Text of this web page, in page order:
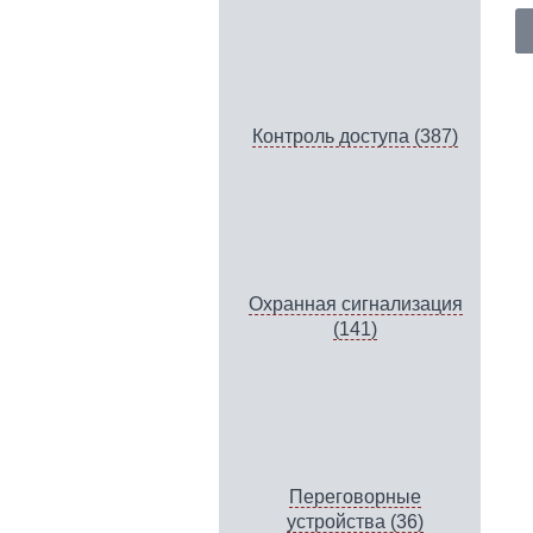
Контроль доступа (387)
Охранная сигнализация
(141)
Переговорные
устройства (36)